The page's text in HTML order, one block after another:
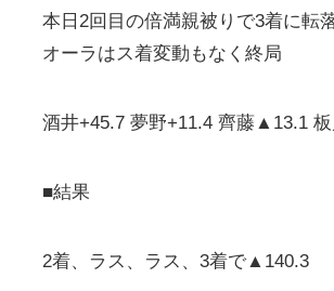
本日2回目の倍満親被りで3着に転
オーラはス着変動もなく終局
酒井+45.7 夢野+11.4 齊藤▲13.1
■結果
2着、ラス、ラス、3着で▲140.3